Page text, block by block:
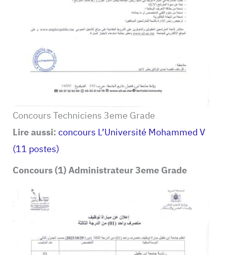
Concours Techniciens 3eme Grade
Lire aussi:concours L’Université Mohammed V
(11 postes)
Concours (1) Administrateur 3eme Grade